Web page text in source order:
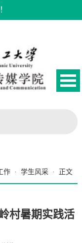
作 · 学生风采 · 正文
村暑期实践活